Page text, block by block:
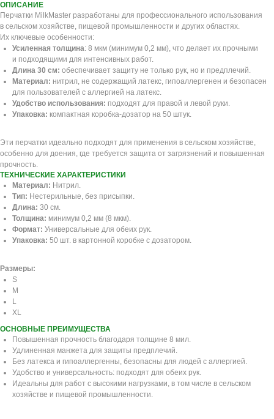
ОПИСАНИЕ
Перчатки MilkMaster разработаны для профессионального использования
в сельском хозяйстве, пищевой промышленности и других областях.
Их ключевые особенности:
Усиленная толщина: 8 мкм (минимум 0,2 мм), что делает их прочными
и подходящими для интенсивных работ.
Длина 30 см: обеспечивает защиту не только рук, но и предплечий.
Материал: нитрил, не содержащий латекс, гипоаллергенен и безопасен
для пользователей с аллергией на латекс.
Удобство использования: подходят для правой и левой руки.
Упаковка: компактная коробка-дозатор на 50 штук.
Эти перчатки идеально подходят для применения в сельском хозяйстве,
особенно для доения, где требуется защита от загрязнений и повышенная
прочность.
ТЕХНИЧЕСКИЕ ХАРАКТЕРИСТИКИ
Материал: Нитрил.
Тип: Нестерильные, без присыпки.
Длина: 30 см.
Толщина: минимум 0,2 мм (8 мкм).
Формат: Универсальные для обеих рук.
Упаковка: 50 шт. в картонной коробке с дозатором.
Размеры:
S
M
L
XL
ОСНОВНЫЕ ПРЕИМУЩЕСТВА
Повышенная прочность благодаря толщине 8 мил.
Удлиненная манжета для защиты предплечий.
Без латекса и гипоаллергенны, безопасны для людей с аллергией.
Удобство и универсальность: подходят для обеих рук.
Идеальны для работ с высокими нагрузками, в том числе в сельском
хозяйстве и пищевой промышленности.